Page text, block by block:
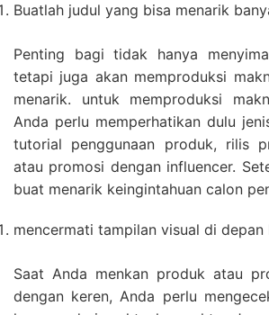
Buatlah judul yang bisa menarik
Penting bagi tidak hanya
tetapi juga akan memproduksi
menarik. untuk memproduksi
Anda perlu memperhatikan dulu
tutorial penggunaan produk, rilis
atau promosi dengan influencer.
buat menarik keingintahuan calon
mencermati tampilan visual di depan
Saat Anda menkan produk atau
dengan keren, Anda perlu